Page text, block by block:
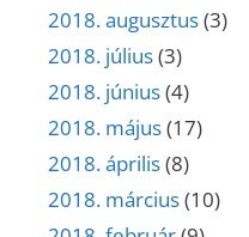
2018. augusztus(3)
2018. július(3)
2018. június(4)
2018. május(17)
2018. április(8)
2018. március(10)